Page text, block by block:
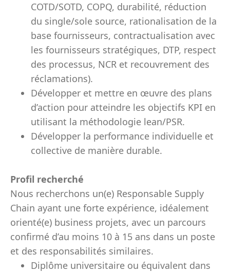
COTD/SOTD, COPQ, durabilité, réduction
du single/sole source, rationalisation de la
base fournisseurs, contractualisation avec
les fournisseurs stratégiques, DTP, respect
des processus, NCR et recouvrement des
réclamations).
Développer et mettre en œuvre des plans
d’action pour atteindre les objectifs KPI en
utilisant la méthodologie lean/PSR.
Développer la performance individuelle et
collective de manière durable.
Profil recherché
Nous recherchons un(e) Responsable Supply
Chain ayant une forte expérience, idéalement
orienté(e) business projets, avec un parcours
confirmé d’au moins 10 à 15 ans dans un poste
et des responsabilités similaires.
Diplôme universitaire ou équivalent dans